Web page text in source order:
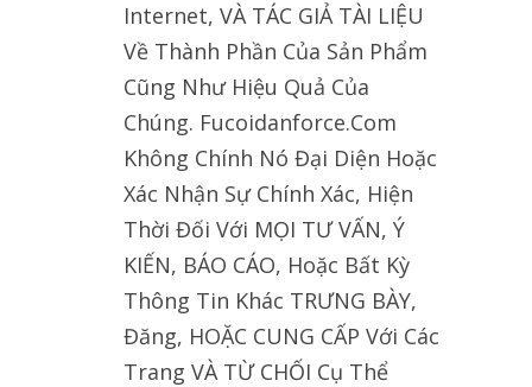
Internet, VÀ TÁC GIẢ TÀI LIỆU
Về Thành Phần Của Sản Phẩm
Cũng Như Hiệu Quả Của
Chúng. Fucoidanforce.Com
Không Chính Nó Đại Diện Hoặc
Xác Nhận Sự Chính Xác, Hiện
Thời Đối Với MỌI TƯ VẤN, Ý
KIẾN, BÁO CÁO, Hoặc Bất Kỳ
Thông Tin Khác TRƯNG BÀY,
Đăng, HOẶC CUNG CẤP Với Các
Trang VÀ TỪ CHỐI Cụ Thể